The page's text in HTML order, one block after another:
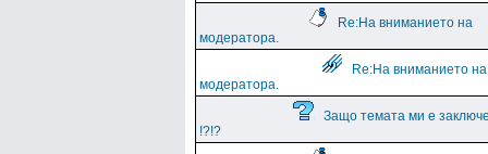
Re:На вниманието на
модератора.
Re:На вниманието на
модератора.
Защо темата ми е
!?!?